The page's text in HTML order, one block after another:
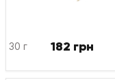
30 г 182 грн